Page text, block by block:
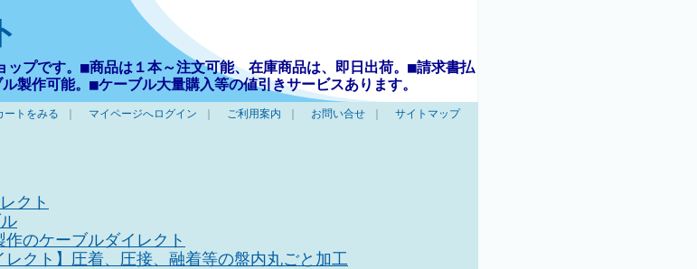
プです。■商品は１本～注文可能、在庫商品は、即日出荷。■請求書払
製作可能。■ケーブル大量購入等の値引きサービスあります。
ートをみる マイページへログイン ご利用案内 お問い合せ サイトマップ
クト
のケーブルダイレクト
レクト】圧着、圧接、融着等の盤内丸ごと加工